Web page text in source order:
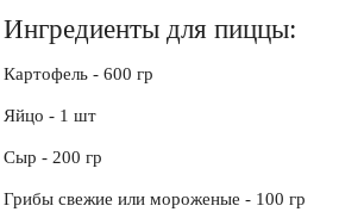
Ингредиенты для пиццы:
Картофель - 600 гр
Яйцо - 1 шт
Сыр - 200 гр
Грибы свежие или мороженые - 100 гр